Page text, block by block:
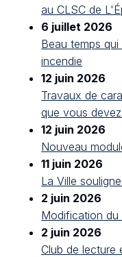
au CLSC de
6 juillet 2026
Beau temps
incendie
12 juin 2026
Travaux de
que vous
12 juin 2026
Nouveau
11 juin 2026
La Ville
2 juin 2026
Modification du
2 juin 2026
Club de